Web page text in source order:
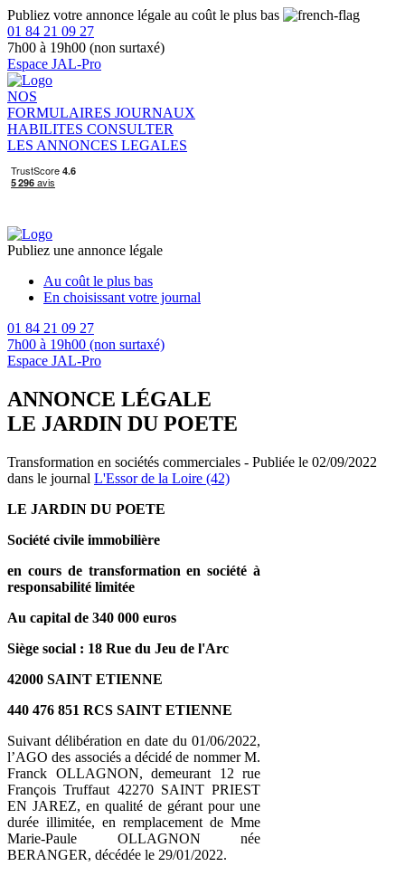
Publiez votre annonce légale au coût le plus bas
01 84 21 09 27
7h00 à 19h00 (non surtaxé)
Espace JAL-Pro
NOS
FORMULAIRES JOURNAUX
HABILITES CONSULTER
LES ANNONCES LEGALES
Publiez une annonce légale
Au coût le plus bas
En choisissant votre journal
01 84 21 09 27
7h00 à 19h00 (non surtaxé)
Espace JAL-Pro
ANNONCE LÉGALE
LE JARDIN DU POETE
Transformation en sociétés commerciales - Publiée le 02/09/2022
dans le journal L'Essor de la Loire (42)
LE JARDIN DU POETE
Société civile immobilière
en cours de transformation en société à
responsabilité limitée
Au capital de 340 000 euros
Siège social : 18 Rue du Jeu de l'Arc
42000 SAINT ETIENNE
440 476 851 RCS SAINT ETIENNE
Suivant délibération en date du 01/06/2022,
l’AGO des associés a décidé de nommer M.
Franck OLLAGNON, demeurant 12 rue
François Truffaut 42270 SAINT PRIEST
EN JAREZ, en qualité de gérant pour une
durée illimitée, en remplacement de Mme
Marie-Paule OLLAGNON née
BERANGER, décédée le 29/01/2022.